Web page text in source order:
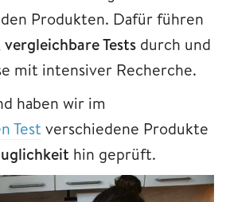
Produkten. Dafür führen
Tests durch und
mit intensiver Recherche.
haben wir im
Test verschiedene Produkte
hin geprüft.